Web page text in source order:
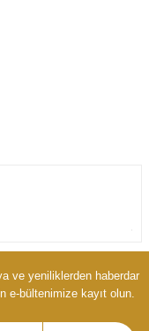
ve yeniliklerden haberdar
e-bültenimize kayıt olun.